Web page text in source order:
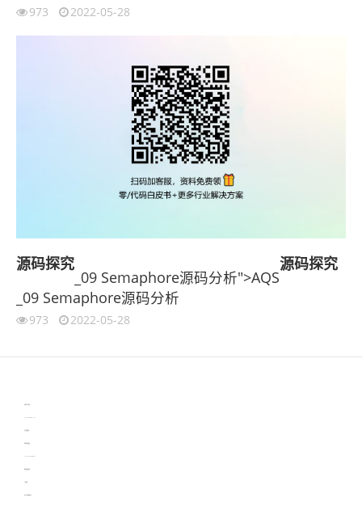
973 2022-05-28
源码探究
_09 Semaphore源码分析">AQS
源码探究
_09 Semaphore源码分析
973 2022-05-28